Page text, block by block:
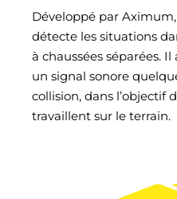
Développé par
détecte les situations
à chaussées séparées.
un signal sonore
collision, dans l’objectif
travaillent sur le terrain.